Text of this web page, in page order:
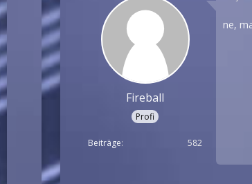
Fireball
Profi
Beiträge 582
ne,